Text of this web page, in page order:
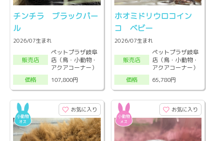
チンチラ ブラックパー
ル
2026/07生まれ
販売店
ペットプラザ岐阜
店（鳥・小動物・
アクアコーナー）
価格
107,800円
ホオミドリウロコイン
コ ベビー
2026/07生まれ
販売店
ペットプラザ岐阜
店（鳥・小動物・
アクアコーナー）
価格
65,780円
お気に入り お気に入り